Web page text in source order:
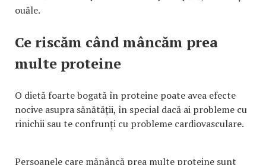
ouăle.
Ce riscăm când mâncăm prea
multe proteine
O dietă foarte bogată în proteine poate avea efecte
nocive asupra sănătății, în special dacă ai probleme cu
rinichii sau te confrunți cu probleme cardiovasculare.
Persoanele care mănâncă prea multe proteine sunt